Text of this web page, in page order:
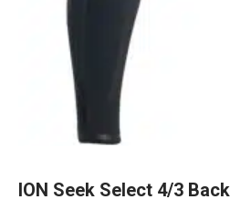
Neoprenanzug